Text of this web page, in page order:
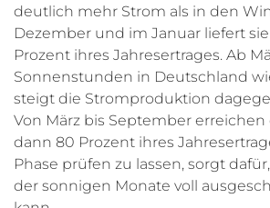
deutlich mehr Strom als in den
Dezember und im Januar liefert
Prozent ihres Jahresertrages. Ab
Sonnenstunden in Deutschland
steigt die Stromproduktion
Von März bis September
dann 80 Prozent ihres
Phase prüfen zu lassen, sorgt
der sonnigen Monate voll